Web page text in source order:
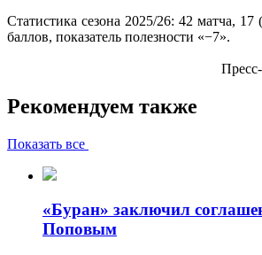
Статистика сезона 2025/26: 42 матча, 17
баллов, показатель полезности «−7».
Рекомендуем также
Показать все
«Буран» заключил
Поповым